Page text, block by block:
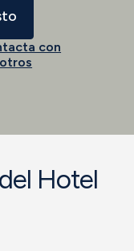
con
Hotel